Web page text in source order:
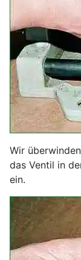
Wir
das Ventil in
ein.